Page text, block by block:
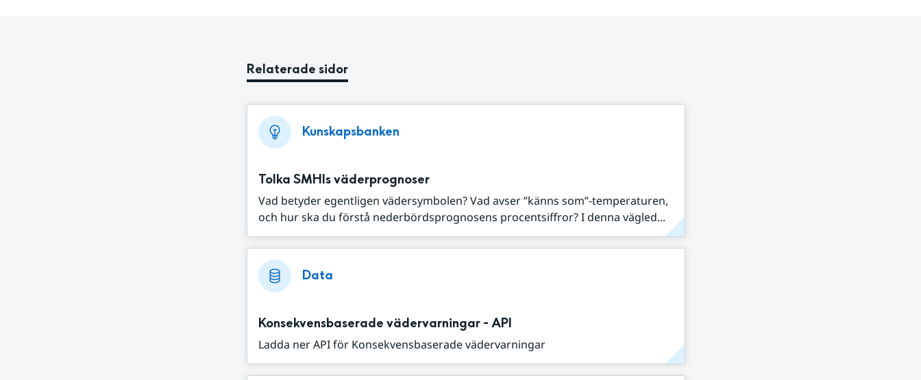
Relaterade sidor
Kunskapsbanken
Tolka SMHIs väderprognoser
Vad betyder egentligen vädersymbolen? Vad avser ”känns som”-temperaturen,
och hur ska du förstå nederbördsprognosens procentsiffror? I denna vägled...
Data
Konsekvensbaserade vädervarningar - API
Ladda ner API för Konsekvensbaserade vädervarningar